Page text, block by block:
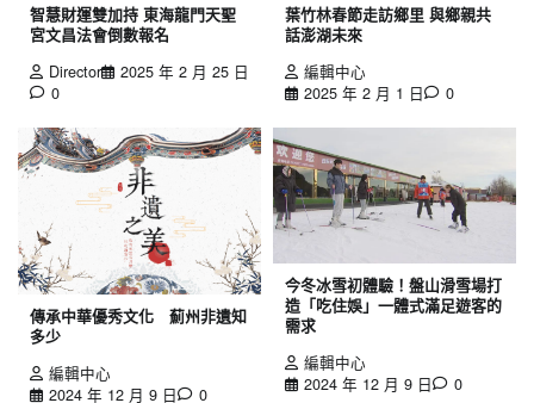
智慧財運雙加持 東海龍門天聖
宮文昌法會倒數報名
Director
2025 年 2 月 25 日
0
葉竹林春節走訪鄉里 與鄉親共
話澎湖未來
編輯中心
2025 年 2 月 1 日
0
傳承中華優秀文化 薊州非遺知
多少
編輯中心
2024 年 12 月 9 日
0
今冬冰雪初體驗！盤山滑雪場打
造「吃住娛」一體式滿足遊客的
需求
編輯中心
2024 年 12 月 9 日
0